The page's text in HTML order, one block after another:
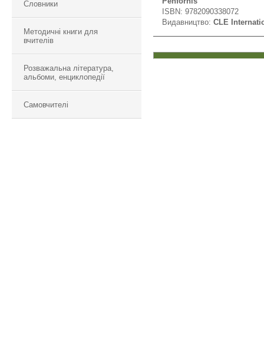
Словники
Методичні книги для
вчителів
Розважальна література,
альбоми, енциклопедії
Самовчителі
ISBN: 9782090338072
Видавництво: CLE